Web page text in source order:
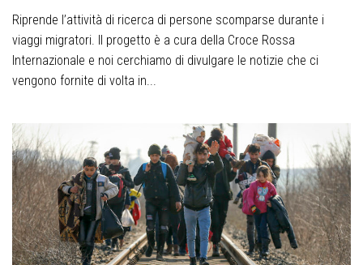
Riprende l’attività di ricerca di persone scomparse durante i
viaggi migratori. Il progetto è a cura della Croce Rossa
Internazionale e noi cerchiamo di divulgare le notizie che ci
vengono fornite di volta in...